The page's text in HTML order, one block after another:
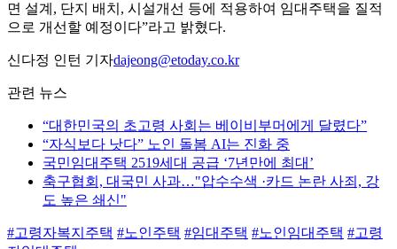
면 설계, 단지 배치, 시설개선 등에 적용하여 임대주택을 질적
으로 개선할 예정이다”라고 밝혔다.
신다정 인턴 기자dajeong@etoday.co.kr
관련 뉴스
“대한민국의 초고령 사회는 베이비부머에게 달렸다”
“자식보다 낫다” 노인 돌봄 AI는 진화 중
국민임대주택 2519세대 공급 ‘7년만에 최대’
축구협회, 대국민 사과…"압수수색 ·카드 논란 사죄, 강
도 높은 쇄신"
#고령자복지주택 #노인주택 #임대주택 #노인임대주택 #고령